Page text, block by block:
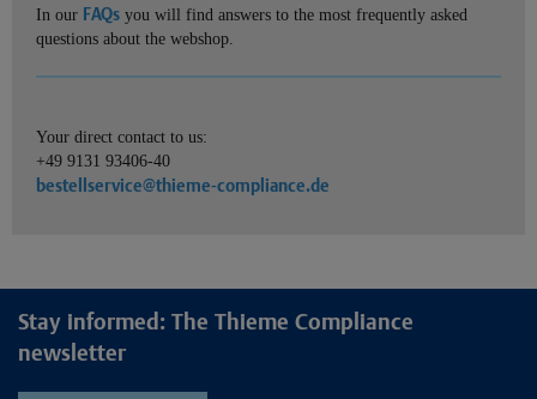
In our FAQs you will find answers to the most frequently asked
questions about the webshop.
Your direct contact to us:
+49 9131 93406-40
bestellservice@thieme-compliance.de
Stay informed: The Thieme Compliance
newsletter